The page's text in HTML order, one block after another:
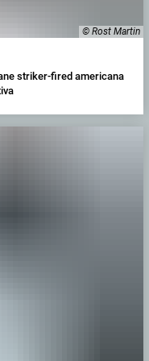
© Rost Martin
striker-fired americana